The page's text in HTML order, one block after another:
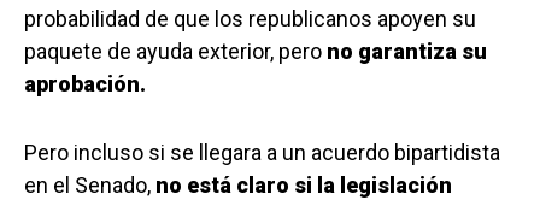
probabilidad de que los republicanos apoyen su
paquete de ayuda exterior, pero no garantiza su
aprobación.
Pero incluso si se llegara a un acuerdo bipartidista
en el Senado, no está claro si la legislación